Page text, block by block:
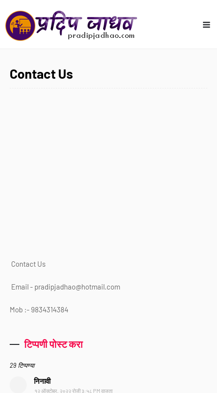
Contact Us
Contact Us
Email - pradipjadhao@hotmail.com
Mob :- 9834314384
टिप्पणी पोस्ट करा
29 टिप्पण्या
निनावी
१२ ऑक्टोबर, २०२२ रोजी ३:५८ PM वाजता